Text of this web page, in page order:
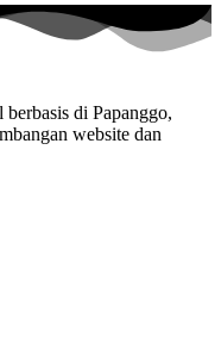
di Papanggo,
website dan